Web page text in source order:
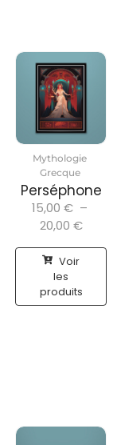
Mythologie
Grecque
Perséphone
15,00 € –
20,00 €
Voir
les
produits